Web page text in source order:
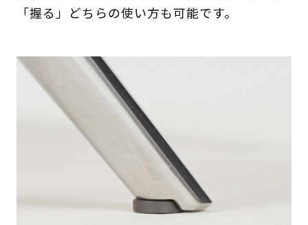
「握る」どちらの使い方も可能です。